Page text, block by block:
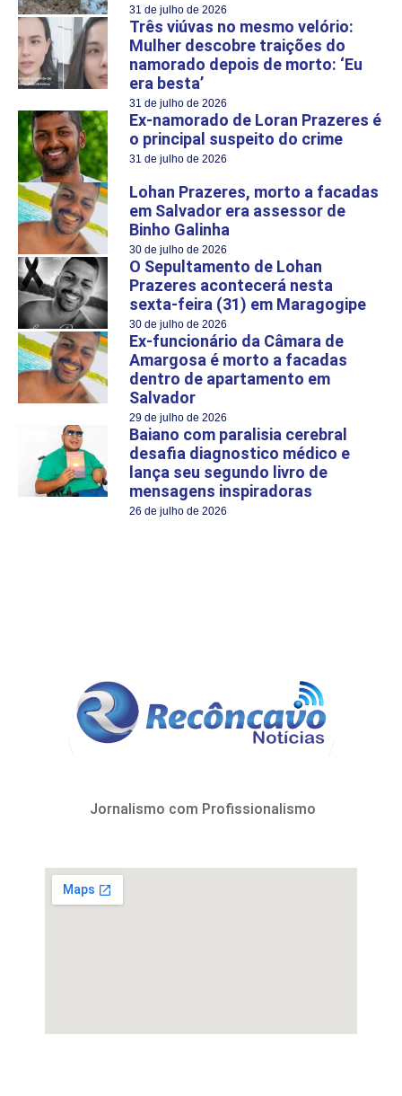
31 de julho de 2026
Três viúvas no mesmo velório:
Mulher descobre traições do
namorado depois de morto: ‘Eu
era besta’
31 de julho de 2026
Ex-namorado de Loran Prazeres é
o principal suspeito do crime
31 de julho de 2026
Lohan Prazeres, morto a facadas
em Salvador era assessor de
Binho Galinha
30 de julho de 2026
O Sepultamento de Lohan
Prazeres acontecerá nesta
sexta-feira (31) em Maragogipe
30 de julho de 2026
Ex-funcionário da Câmara de
Amargosa é morto a facadas
dentro de apartamento em
Salvador
29 de julho de 2026
Baiano com paralisia cerebral
desafia diagnostico médico e
lança seu segundo livro de
mensagens inspiradoras
26 de julho de 2026
Jornalismo com Profissionalismo